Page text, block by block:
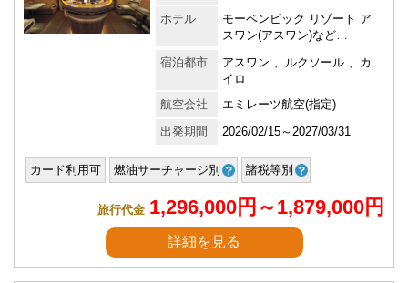
ホテル
モーベンピック リゾート ア
スワン(アスワン)など…
宿泊都市
アスワン 、ルクソール 、カ
イロ
航空会社
エミレーツ航空(指定)
出発期間
2026/02/15～2027/03/31
カード利用可 燃油サーチャージ別 諸税等別
旅行代金 1,296,000円～1,879,000円
詳細を見る